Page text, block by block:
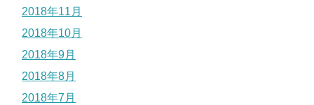
2018年11月
2018年10月
2018年9月
2018年8月
2018年7月